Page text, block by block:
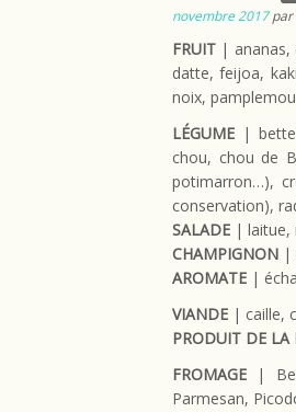
novembre 2017 par
FRUIT | ananas,
datte, feijoa,
noix,
LÉGUME |
chou, chou de
potimarron…),
conservation),
SALADE | laitue,
CHAMPIGNON |
AROMATE |
VIANDE | caille,
PRODUIT DE LA
FROMAGE |
Parmesan,